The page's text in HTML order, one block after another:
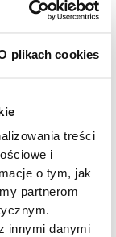
plikach cookies
treści
i
o tym, jak
partnerom
innymi danymi